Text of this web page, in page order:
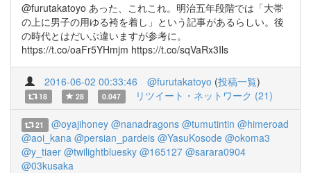
@furutakatoyo あった、これこれ。明治五年段階では「大帯
の上に男子の用ゆる袴を着し」という記事があるらしい。後
の時代とはだいぶ違いますが参考に。
https://t.co/oaFr5YHmjm https://t.co/sqVaRx3Ils
2016-06-02 00:33:46 @furutakatoyo (投稿一覧)
18 28 0.047 リツイート・ネットワーク (21)
21 @oyajihoney @nanadragons @tumutintin @himeroad
@aoi_kana @persian_pardeis @YasuKosode @okoma3
@y_tiaer @twilightbluesky @165127 @sarara0904
@03kusaka